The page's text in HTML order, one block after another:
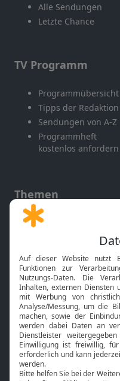
Alle Sendungen
Letzte Chance
TV Programm
Programmübersicht
Tipps der Redaktion
Sendungen von A-Z
Programmheft
kostenlos anfordern
Themen
Gott und Bibel erklärt
Neuigkeiten
Bibel TV